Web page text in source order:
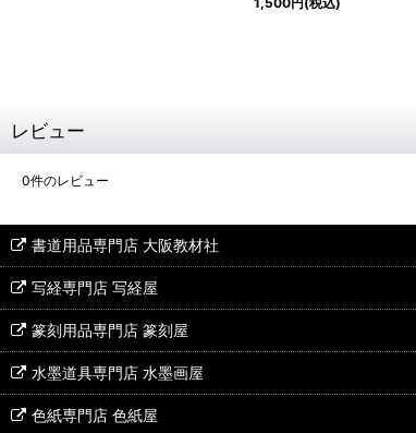
レビュー
0件のレビュー
書道用品専門店 大阪教材社
写経専門店 写経屋
篆刻用品専門店 篆刻屋
水墨道具専門店 水墨画屋
色紙専門店 色紙屋